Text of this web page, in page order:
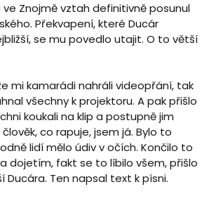
Znojmě vztah definitivně posunul
Překvapení, které Ducár
se mu povedlo utajit. O to větší
mi kamarádi nahráli videopřání, tak
všechny k projektoru. A pak přišlo
koukali na klip a postupně jim
co rapuje, jsem já. Bylo to
lidí mělo údiv v očích. Končilo to
dojetím, fakt se to líbilo všem, přišlo
Ducára. Ten napsal text k písni.